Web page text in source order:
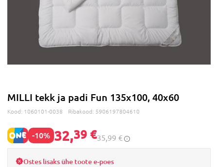
MILLI tekk ja padi Fun 135x100, 40x60
Kood: 1060101-0038 Ribakood: 5906197804610
-10% 32,39 €35,99 €
Ostes lisaks ühe toote e-poes